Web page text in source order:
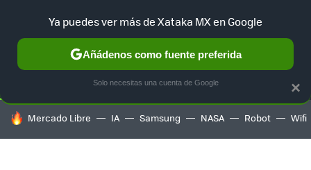
SELECCIÓN GAMING HOME AUTO TERRITORIO
HOY SE HABLA DE
Mercado Libre IA Samsung NASA Robot Wifi
×
Ya puedes ver más de Xataka MX en Google
Añádenos como fuente preferida
Solo necesitas una cuenta de Google